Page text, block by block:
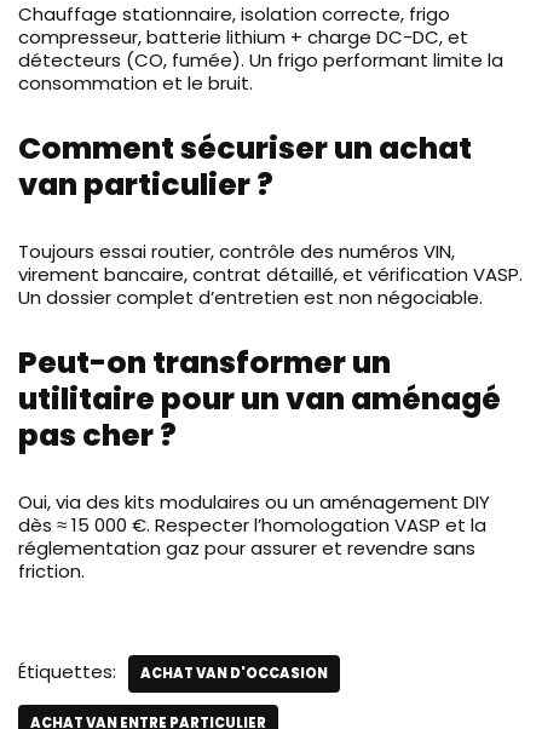
Chauffage stationnaire, isolation correcte, frigo
compresseur, batterie lithium + charge DC-DC, et
détecteurs (CO, fumée). Un frigo performant limite la
consommation et le bruit.
Comment sécuriser un achat
van particulier ?
Toujours essai routier, contrôle des numéros VIN,
virement bancaire, contrat détaillé, et vérification VASP.
Un dossier complet d’entretien est non négociable.
Peut-on transformer un
utilitaire pour un van aménagé
pas cher ?
Oui, via des kits modulaires ou un aménagement DIY
dès ≈ 15 000 €. Respecter l’homologation VASP et la
réglementation gaz pour assurer et revendre sans
friction.
Étiquettes: ACHAT VAN D'OCCASION
ACHAT VAN ENTRE PARTICULIER